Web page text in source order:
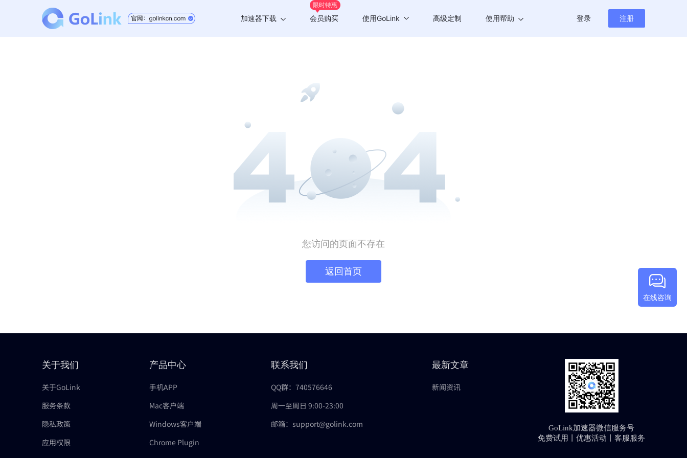
加速器下载
Chrome插件
限时特惠
会员购买 使用GoLink 高级定制 使用帮助 登录 注册
在线咨询
您访问的页面不存在
返回首页
关于我们
关于GoLink
服务条款
隐私政策
应用权限
产品中心
手机APP
Mac客户端
Windows客户端
Chrome Plugin
联系我们
QQ群：740576646
周一至周日 9:00-23:00
邮箱：support@golink.com
最新文章
新闻资讯
GoLink加速器微信服务号
免费试用丨优惠活动丨客服服务